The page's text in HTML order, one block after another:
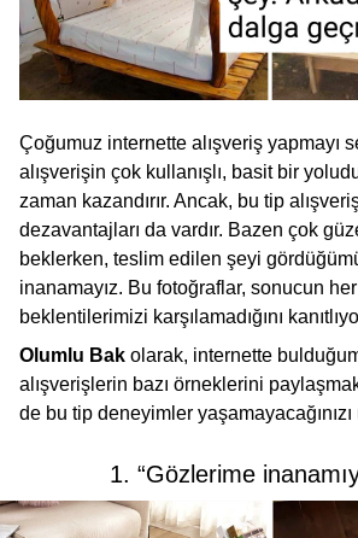
Çoğumuz internette alışveriş yapmayı
alışverişin çok kullanışlı, basit bir
zaman kazandırır. Ancak, bu tip
dezavantajları da vardır. Bazen çok
beklerken, teslim edilen şeyi
inanamayız. Bu fotoğraflar, sonucun
beklentilerimizi karşılamadığını
Olumlu Bak olarak, internette
alışverişlerin bazı örneklerini
de bu tip deneyimler
1. “Gözlerime